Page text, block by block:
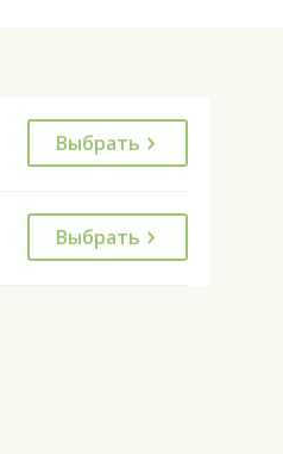
Выбрать
Выбрать